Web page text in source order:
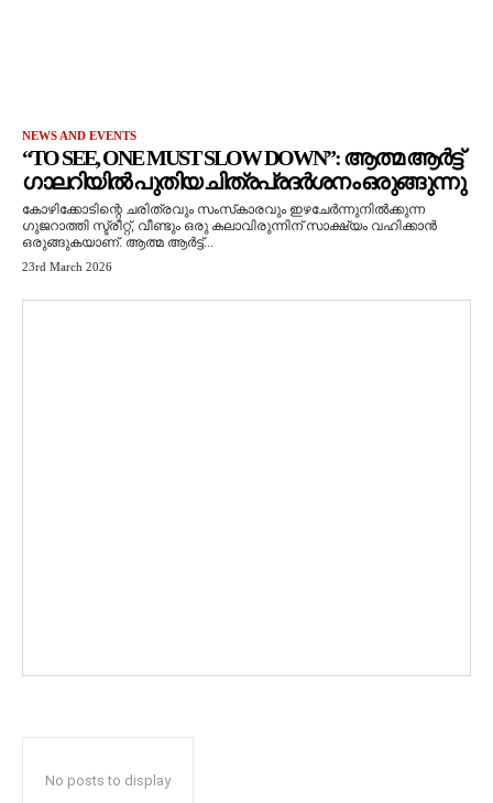
NEWS AND EVENTS
“TO SEE, ONE MUST SLOW DOWN”: ആത്മ ആർട്ട്
ഗാലറിയിൽ പുതിയ ചിത്രപ്രദർശനം ഒരുങ്ങുന്നു
കോഴിക്കോടിന്റെ ചരിത്രവും സംസ്‌കാരവും ഇഴചേർന്നുനിൽക്കുന്ന
ഗുജറാത്തി സ്ട്രീറ്റ്, വീണ്ടും ഒരു കലാവിരുന്നിന് സാക്ഷ്യം വഹിക്കാൻ
ഒരുങ്ങുകയാണ്. ആത്മ ആർട്ട്...
23rd March 2026
No posts to display